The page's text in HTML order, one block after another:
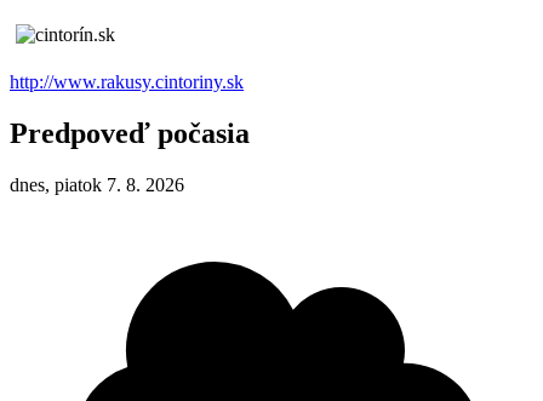
http://www.rakusy.cintoriny.sk
Predpoveď počasia
dnes, piatok 7. 8. 2026